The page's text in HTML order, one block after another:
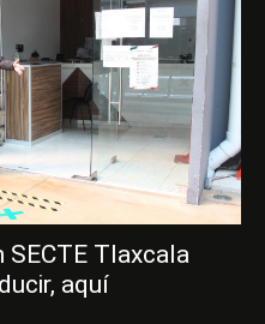
SECTE Tlaxcala
aquí